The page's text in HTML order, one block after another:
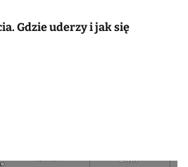
Gdzie uderzy i jak się